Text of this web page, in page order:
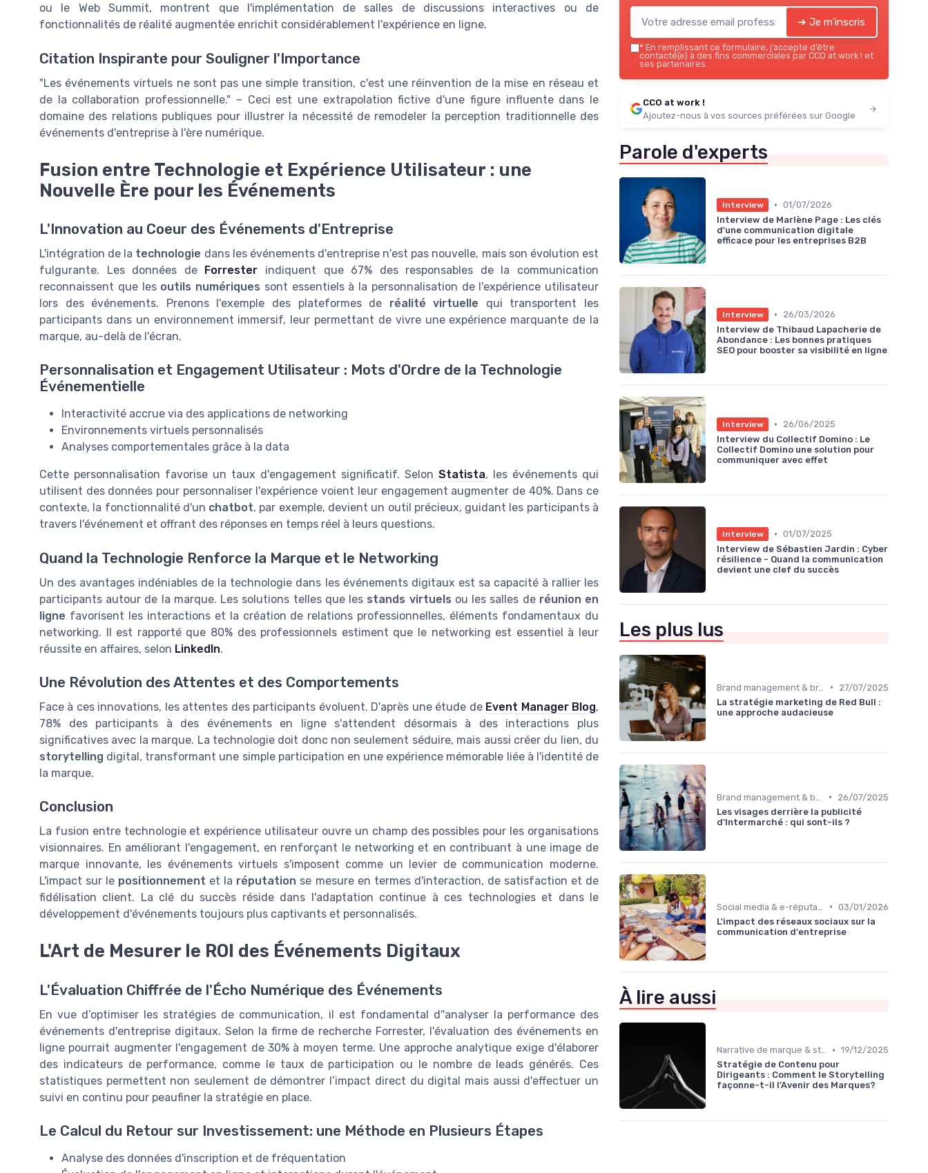
ou le Web Summit, montrent que l'implémentation de salles de discussions interactives ou de
fonctionnalités de réalité augmentée enrichit considérablement l'expérience en ligne.
Citation Inspirante pour Souligner l'Importance
"Les événements virtuels ne sont pas une simple transition, c'est une réinvention de la mise en réseau et
de la collaboration professionnelle." – Ceci est une extrapolation fictive d'une figure influente dans le
domaine des relations publiques pour illustrer la nécessité de remodeler la perception traditionnelle des
événements d'entreprise à l'ère numérique.
Fusion entre Technologie et Expérience Utilisateur : une
Nouvelle Ère pour les Événements
L'Innovation au Coeur des Événements d'Entreprise
L'intégration de la technologie dans les événements d'entreprise n'est pas nouvelle, mais son évolution est
fulgurante. Les données de Forrester indiquent que 67% des responsables de la communication
reconnaissent que les outils numériques sont essentiels à la personnalisation de l'expérience utilisateur
lors des événements. Prenons l'exemple des plateformes de réalité virtuelle qui transportent les
participants dans un environnement immersif, leur permettant de vivre une expérience marquante de la
marque, au-delà de l'écran.
Personnalisation et Engagement Utilisateur : Mots d'Ordre de la Technologie
Événementielle
Interactivité accrue via des applications de networking
Environnements virtuels personnalisés
Analyses comportementales grâce à la data
Cette personnalisation favorise un taux d'engagement significatif. Selon Statista, les événements qui
utilisent des données pour personnaliser l'expérience voient leur engagement augmenter de 40%. Dans ce
contexte, la fonctionnalité d'un chatbot, par exemple, devient un outil précieux, guidant les participants à
travers l'événement et offrant des réponses en temps réel à leurs questions.
Quand la Technologie Renforce la Marque et le Networking
Un des avantages indéniables de la technologie dans les événements digitaux est sa capacité à rallier les
participants autour de la marque. Les solutions telles que les stands virtuels ou les salles de réunion en
ligne favorisent les interactions et la création de relations professionnelles, éléments fondamentaux du
networking. Il est rapporté que 80% des professionnels estiment que le networking est essentiel à leur
réussite en affaires, selon LinkedIn.
Une Révolution des Attentes et des Comportements
Face à ces innovations, les attentes des participants évoluent. D'après une étude de Event Manager Blog,
78% des participants à des événements en ligne s'attendent désormais à des interactions plus
significatives avec la marque. La technologie doit donc non seulement séduire, mais aussi créer du lien, du
storytelling digital, transformant une simple participation en une expérience mémorable liée à l'identité de
la marque.
Conclusion
La fusion entre technologie et expérience utilisateur ouvre un champ des possibles pour les organisations
visionnaires. En améliorant l'engagement, en renforçant le networking et en contribuant à une image de
marque innovante, les événements virtuels s'imposent comme un levier de communication moderne.
L'impact sur le positionnement et la réputation se mesure en termes d'interaction, de satisfaction et de
fidélisation client. La clé du succès réside dans l'adaptation continue à ces technologies et dans le
développement d'événements toujours plus captivants et personnalisés.
L'Art de Mesurer le ROI des Événements Digitaux
L'Évaluation Chiffrée de l'Écho Numérique des Événements
En vue d’optimiser les stratégies de communication, il est fondamental d''analyser la performance des
événements d'entreprise digitaux. Selon la firme de recherche Forrester, l'évaluation des événements en
ligne pourrait augmenter l'engagement de 30% à moyen terme. Une approche analytique exige d'élaborer
des indicateurs de performance, comme le taux de participation ou le nombre de leads générés. Ces
statistiques permettent non seulement de démontrer l’impact direct du digital mais aussi d'effectuer un
suivi en continu pour peaufiner la stratégie en place.
Le Calcul du Retour sur Investissement: une Méthode en Plusieurs Étapes
Analyse des données d'inscription et de fréquentation
➔ Je m'inscris
* En remplissant ce formulaire, j’accepte d’être
contacté(e) à des fins commerciales par CCO at work ! et
ses partenaires.
CCO at work !
Ajoutez-nous à vos sources préférées sur Google
Parole d'experts
Interview • 01/07/2026
Interview de Marlène Page : Les clés
d'une communication digitale
efficace pour les entreprises B2B
Interview •
26/03/2026
Interview de Thibaud Lapacherie de
Abondance : Les bonnes pratiques
SEO pour booster sa visibilité en ligne
Interview •
26/06/2025
Interview du Collectif Domino : Le
Collectif Domino une solution pour
communiquer avec effet
Interview • 01/07/2025
Interview de Sébastien Jardin : Cyber
résilience - Quand la communication
devient une clef du succès
Les plus lus
•
27/07/2025
La stratégie marketing de Red Bull :
une approche audacieuse
•
26/07/2025
Les visages derrière la publicité
d'Intermarché : qui sont-ils ?
• 03/01/2026
L'impact des réseaux sociaux sur la
communication d'entreprise
À lire aussi
Narrative de marque & storytelling • 19/12/2025
Stratégie de Contenu pour
Dirigeants : Comment le Storytelling
façonne-t-il l'Avenir des Marques?